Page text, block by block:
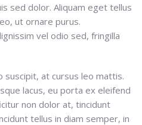
sed dolor. Aliquam eget tellus
ut ornare purus.
vel odio sed, fringilla
suscipit, at cursus leo mattis.
lacus, eu porta ex eleifend
non dolor at, tincidunt
tellus in diam semper, in